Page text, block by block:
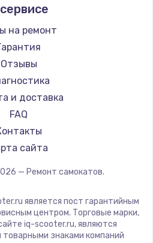
Hunter
Shorner
Joyor
Minimotors
Bork
Segway
KIRIN
на ремонт
Отзывы
и доставка
FAQ
сайта
— Ремонт самокатов.
является пост гарантийным
центром. Торговые марки,
iq-scooter.ru, являются
знаками компаний